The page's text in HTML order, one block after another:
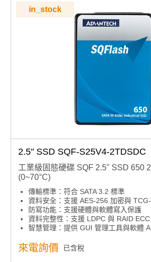
in_stock
2.5" SSD SQF-S25V4-2TDSDC
工業級固態硬碟 SQF 2.5" SSD 650
(0~70°C)
傳輸標準：符合 SATA 3.2 標準
資料安全：支援 AES-256 加密與
防寫功能：支援硬體與軟體寫入保護
資料完整性：支援 LDPC 與 RAID
智慧管理：提供 GUI 管理工具與軟體
高耐久選項：支援 sTLC 高耐久度儲存
來電詢價 已含稅